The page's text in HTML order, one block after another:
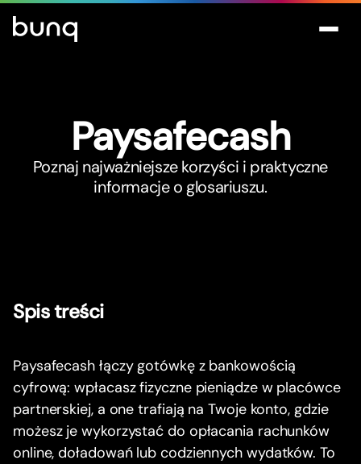
Paysafecash
Poznaj najważniejsze korzyści i praktyczne
informacje o glosariuszu.
Spis treści
Paysafecash łączy gotówkę z bankowością
cyfrową: wpłacasz fizyczne pieniądze w placówce
partnerskiej, a one trafiają na Twoje konto, gdzie
możesz je wykorzystać do opłacania rachunków
online, doładowań lub codziennych wydatków. To